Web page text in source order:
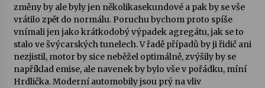
změny by ale byly jen několikasekundové a pak by se vše
vrátilo zpět do normálu. Poruchu bychom proto spíše
vnímali jen jako krátkodobý výpadek agregátu, jak se to
stalo ve švýcarských tunelech. V řadě případů by ji řidič ani
nezjistil, motor by sice neběžel optimálně, zvýšily by se
například emise, ale navenek by bylo vše v pořádku, míní
Hrdlička. Moderní automobily jsou prý na vliv